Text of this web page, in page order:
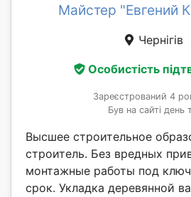
Майстер "Евгений
Чернігів
Особистість
Зареєстрований 4
Був на сайті день
Высшее строительное
строитель. Без вредных
монтажные работы под
срок. Укладка деревянной